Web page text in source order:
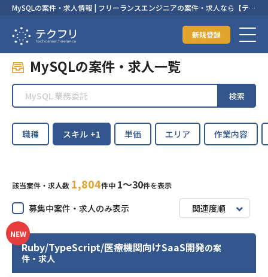
MySQLの案件・求人情報 | フリーランスエンジニアの案件・求人なら【テク
新規登録
MySQLの案件・求人一覧
検索
職種 スキル +1 単価 エリア 作業内容
該当案件・求人数 1,804件中 1〜30件を表示
募集中案件・求人のみ表示 関連度順
NEW
Ruby/TypeScript/医療機関向けSaaS開発の案
件・求人